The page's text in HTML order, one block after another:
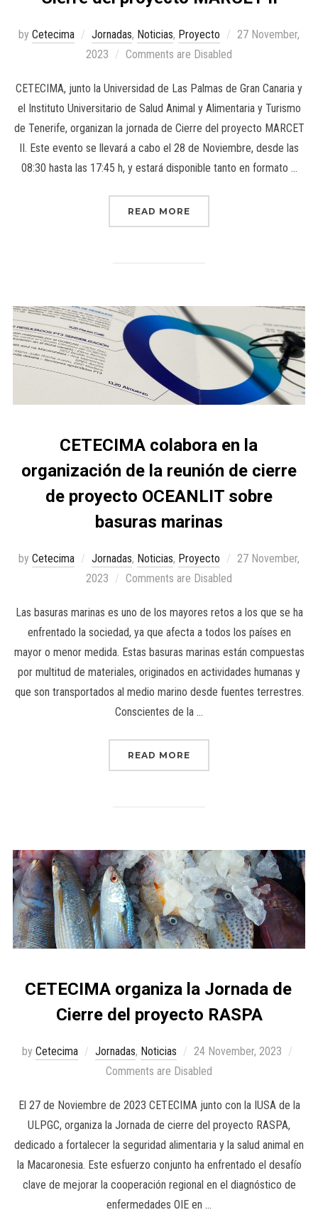
by Cetecima Jornadas, Noticias, Proyecto
27 November,
2023
Comments are Disabled
CETECIMA, junto la Universidad de Las Palmas de Gran Canaria y
el Instituto Universitario de Salud Animal y Alimentaria y Turismo
de Tenerife, organizan la jornada de Cierre del proyecto MARCET
II. Este evento se llevará a cabo el 28 de Noviembre, desde las
08:30 hasta las 17:45 h, y estará disponible tanto en formato …
READ MORE
CETECIMA colabora en la
organización de la reunión de cierre
de proyecto OCEANLIT sobre
basuras marinas
by Cetecima Jornadas, Noticias, Proyecto
27 November,
2023
Comments are Disabled
Las basuras marinas es uno de los mayores retos a los que se ha
enfrentado la sociedad, ya que afecta a todos los países en
mayor o menor medida. Estas basuras marinas están compuestas
por multitud de materiales, originados en actividades humanas y
que son transportados al medio marino desde fuentes terrestres.
Conscientes de la …
READ MORE
CETECIMA organiza la Jornada de
Cierre del proyecto RASPA
by Cetecima Jornadas, Noticias
24 November, 2023
Comments are Disabled
El 27 de Noviembre de 2023 CETECIMA junto con la IUSA de la
ULPGC, organiza la Jornada de cierre del proyecto RASPA,
dedicado a fortalecer la seguridad alimentaria y la salud animal en
la Macaronesia. Este esfuerzo conjunto ha enfrentado el desafío
clave de mejorar la cooperación regional en el diagnóstico de
enfermedades OIE en …